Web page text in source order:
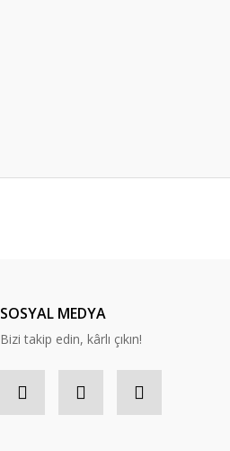
SOSYAL MEDYA
Bizi takip edin, kârlı çıkın!